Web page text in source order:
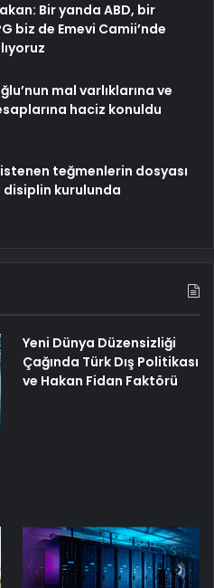
Bir yanda ABD, bir
biz de Emevi Camii’nde
mal varlıklarına ve
haciz konuldu
teğmenlerin dosyası
disiplin kurulunda
Yeni Dünya Düzensizliği
Çağında Türk Dış Politikası
ve Hakan Fidan Faktörü